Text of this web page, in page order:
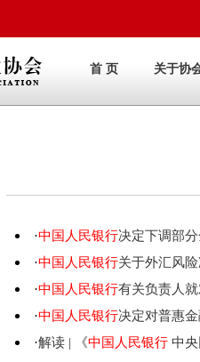
首 页 关于协
·中国人民银行决定下调部
·中国人民银行关于外汇风
·中国人民银行有关负责人
·中国人民银行决定对普惠
·解读 | 《中国人民银行 中